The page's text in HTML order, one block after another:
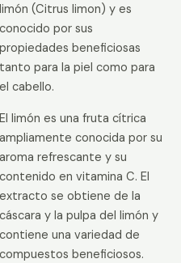
limón (Citrus limon) y es
conocido por sus
propiedades beneficiosas
tanto para la piel como para
el cabello.
El limón es una fruta cítrica
ampliamente conocida por su
aroma refrescante y su
contenido en vitamina C. El
extracto se obtiene de la
cáscara y la pulpa del limón y
contiene una variedad de
compuestos beneficiosos.